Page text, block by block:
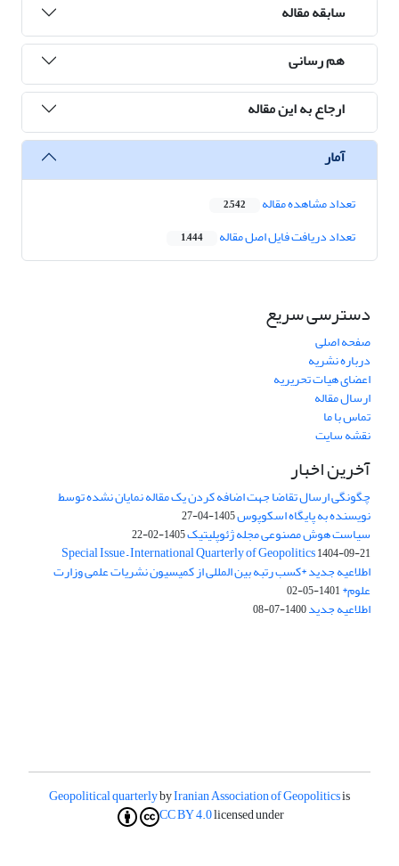
سابقه مقاله
هم رسانی
ارجاع به این مقاله
آمار
تعداد مشاهده مقاله 2,542
تعداد دریافت فایل اصل مقاله 1,444
دسترسی سریع
صفحه اصلی
درباره نشریه
اعضای هیات تحریریه
ارسال مقاله
تماس با ما
نقشه سایت
آخرین اخبار
چگونگی ارسال تقاضا جهت اضافه کردن یک مقاله نمایان نشده توسط
نویسنده به پایگاه اسکوپوس1405-04-27
سیاست هوش مصنوعی مجله ژئوپلیتیک1405-02-22
Special Issue – International Quarterly of Geopolitics1404-09-21
اطلاعیه جدید *کسب رتبه بین المللی از کمیسیون نشریات علمی وزارت
علوم*1401-05-02
اطلاعیه جدید1400-07-08
Geopolitical quarterlybyIranian Association of Geopoliticsis
licensed under
CC BY 4.0